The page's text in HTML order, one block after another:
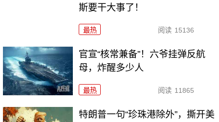
斯要干大事了！
最热 阅读 15136
官宣“核常兼备”！六爷挂弹反航
母，炸醒多少人
最热 阅读 11865
特朗普一句“珍珠港除外”，撕开美